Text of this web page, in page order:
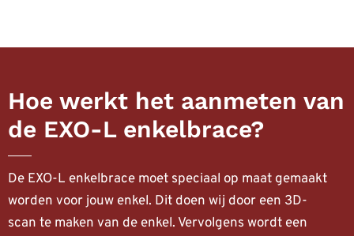
Hoe werkt het aanmeten van
de EXO-L enkelbrace?
De EXO-L enkelbrace moet speciaal op maat gemaakt
worden voor jouw enkel. Dit doen wij door een 3D-
scan te maken van de enkel. Vervolgens wordt een